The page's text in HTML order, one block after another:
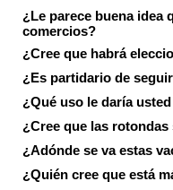
¿Le parece buena idea
comercios?
¿Cree que habrá
¿Es partidario de
¿Qué uso le daría
¿Cree que las
¿Adónde se va estas
¿Quién cree que está